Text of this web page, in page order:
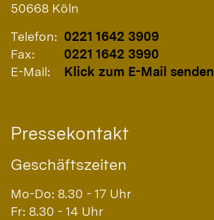
50668 Köln
Telefon: 0221 1642 3909
Fax:
0221 1642 3990
E-Mail:
Klick zum E-Mail senden
Pressekontakt
Geschäftszeiten
Mo-Do: 8.30 - 17 Uhr
Fr: 8.30 - 14 Uhr